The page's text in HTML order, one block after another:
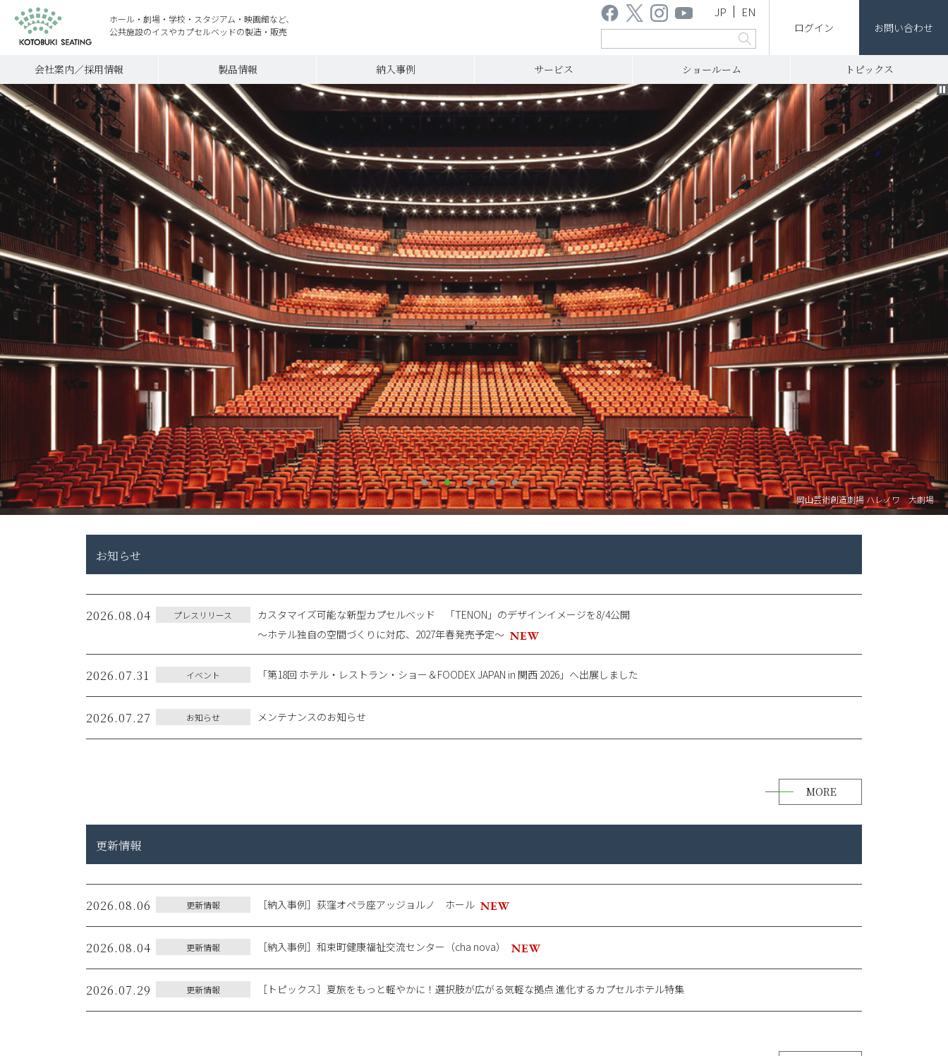
ホール・劇場・学校・スタジアム・映画館など、
公共施設のイスやカプセルベッドの製造・販売
ログイン お問い合わせ
JP EN
会社案内／採用情報 製品情報 納入事例 サービス ショールーム トピックス
岡山芸術創造劇場 ハレノワ 大劇場
お知らせ
2026.08.04 プレスリリース
カスタマイズ可能な新型カプセルベッド 「TENON」のデザインイメージを8/4公開
〜ホテル独自の空間づくりに対応、2027年春発売予定〜
2026.07.31 イベント 「第18回 ホテル・レストラン・ショー＆FOODEX JAPAN in 関西 2026」へ出展しました
2026.07.27 お知らせ メンテナンスのお知らせ
MORE
更新情報
2026.08.06 更新情報 ［納入事例］荻窪オペラ座アッジョルノ ホール
2026.08.04 更新情報 ［納入事例］ 和束町健康福祉交流センター（cha nova）
2026.07.29 更新情報 ［トピックス］夏旅をもっと軽やかに！選択肢が広がる気軽な拠点 進化するカプセルホテル特集